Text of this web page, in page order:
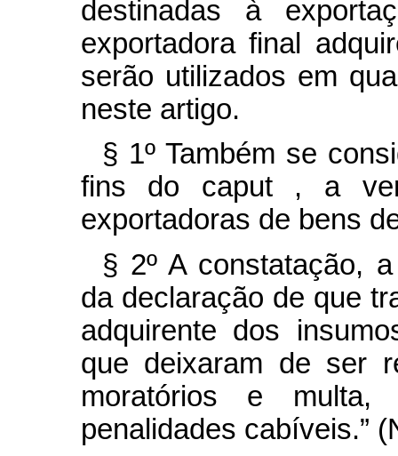
destinadas à
exportadora final
serão utilizados em
neste artigo.
§ 1º Também se
fins do caput , a
exportadoras de bens
§ 2º A constatação,
da declaração de que
adquirente dos
que deixaram de ser
moratórios e
penalidades cabíveis.”